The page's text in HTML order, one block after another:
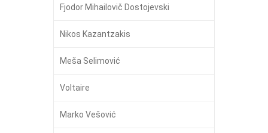
Fjodor Mihailovič Dostojevski
Nikos Kazantzakis
Meša Selimović
Voltaire
Marko Vešović